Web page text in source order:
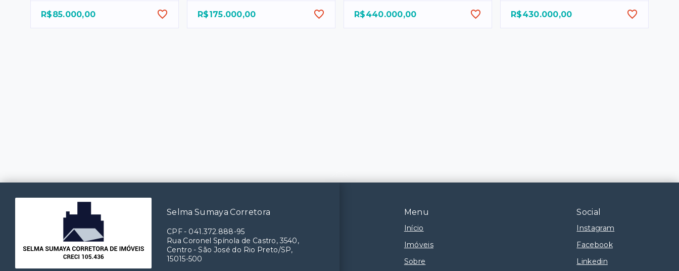
R$85.000,00 R$175.000,00 R$440.000,00 R$430.000,00
Menu
Início
Imóveis
Sobre
Social
Instagram
Facebook
Linkedin
Selma Sumaya Corretora
CPF- 041.372.888-95
Rua Coronel Spínola de Castro, 3540,
Centro - São José do Rio Preto/SP,
15015-500